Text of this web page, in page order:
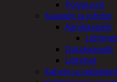
Pölypussit
Kaapelit ja johdot
Äänikaapelit
Liittimet
Datakaapelit
Liittimet
Kahvin ja